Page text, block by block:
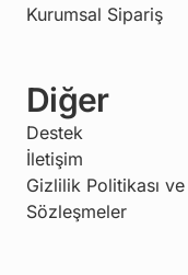
Kurumsal Sipariş
Diğer
Destek
İletişim
Gizlilik Politikası
Sözleşmeler